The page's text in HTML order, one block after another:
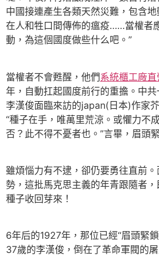
中國接連產生各類天然災難，包含
在人和牲口間傳佈的瘟疫……當權者
動，為這個國度做些什么吧。”
當權者不會甦醒，他們系統櫃工廠直
年，自動扛起國度前行的重擔。中
李漢俊面臨來訪的japan(日本)作家
“種子在手，唯萬里荒涼。或懼力不
否？此不得不憂者也。”言畢，眉頭
雖煩惱力有不逮，卻仍要勇往直前
勢，這批馬克思主義的年青跟隨者
種子收回芽來！
6年后的1927年，那位已經“眉頭緊
37歲的李漢俊，倒在了革命軍閥的屠